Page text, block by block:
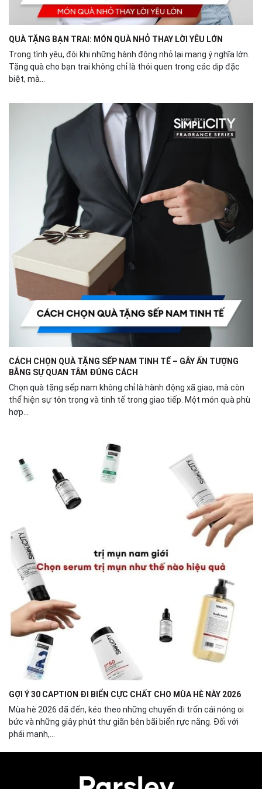
QUÀ TẶNG BẠN TRAI: MÓN QUÀ NHỎ THAY LỜI YÊU LỚN
Trong tình yêu, đôi khi những hành động nhỏ lại mang ý nghĩa lớn.
Tặng quà cho bạn trai không chỉ là thói quen trong các dịp đặc
biệt, mà...
CÁCH CHỌN QUÀ TẶNG SẾP NAM TINH TẾ – GÂY ẤN TƯỢNG
BẰNG SỰ QUAN TÂM ĐÚNG CÁCH
Chọn quà tặng sếp nam không chỉ là hành động xã giao, mà còn
thể hiện sự tôn trọng và tinh tế trong giao tiếp. Một món quà phù
hợp...
GỢI Ý 30 CAPTION ĐI BIỂN CỰC CHẤT CHO MÙA HÈ NÀY 2026
Mùa hè 2026 đã đến, kéo theo những chuyến đi trốn cái nóng oi
bức và những giây phút thư giãn bên bãi biển rực nắng. Đối với
phái mạnh,...